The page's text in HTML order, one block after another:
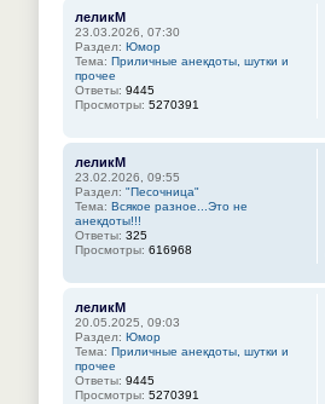
леликМ
23.03.2026, 07:30
Раздел: Юмор
Тема: Приличные анекдоты, шутки и
прочее
Ответы: 9445
Просмотры: 5270391
леликМ
23.02.2026, 09:55
Раздел: "Песочница"
Тема: Всякое разное...Это не
анекдоты!!!
Ответы: 325
Просмотры: 616968
леликМ
20.05.2025, 09:03
Раздел: Юмор
Тема: Приличные анекдоты, шутки и
прочее
Ответы: 9445
Просмотры: 5270391